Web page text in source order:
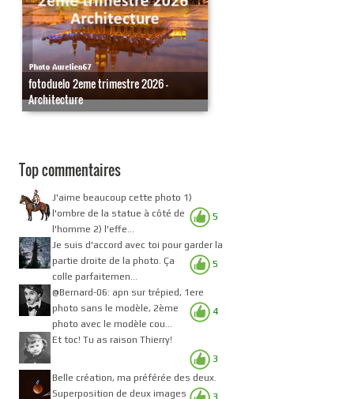
fotoduelo 2eme trimestre 2026 -
Architecture
Top commentaires
5
J'aime beaucoup cette photo 1)
l'ombre de la statue à côté de
l'homme 2) l'effe...
5
Je suis d'accord avec toi pour garder la
partie droite de la photo. Ça
colle parfaitemen...
4
@Bernard-06: apn sur trépied, 1ere
photo sans le modèle, 2ème
photo avec le modèle cou...
3
Et toc! Tu as raison Thierry!
Belle création, ma préférée des deux.
Superposition de deux images